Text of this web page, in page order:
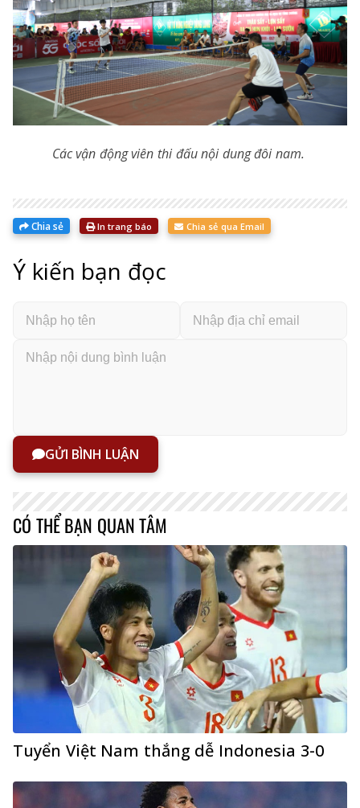
Các vận động viên thi đấu nội dung đôi nam.
Chia sẻ In trang báo Chia sẻ qua Email
Ý kiến bạn đọc
GỬI BÌNH LUẬN
CÓ THỂ BẠN QUAN TÂM
Tuyển Việt Nam thắng dễ Indonesia 3-0